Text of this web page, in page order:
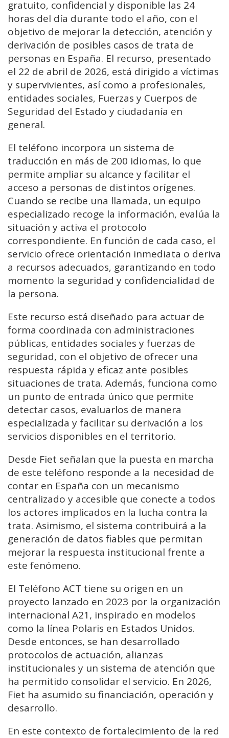
gratuito, confidencial y disponible las 24
horas del día durante todo el año, con el
objetivo de mejorar la detección, atención y
derivación de posibles casos de trata de
personas en España. El recurso, presentado
el 22 de abril de 2026, está dirigido a víctimas
y supervivientes, así como a profesionales,
entidades sociales, Fuerzas y Cuerpos de
Seguridad del Estado y ciudadanía en
general.
El teléfono incorpora un sistema de
traducción en más de 200 idiomas, lo que
permite ampliar su alcance y facilitar el
acceso a personas de distintos orígenes.
Cuando se recibe una llamada, un equipo
especializado recoge la información, evalúa la
situación y activa el protocolo
correspondiente. En función de cada caso, el
servicio ofrece orientación inmediata o deriva
a recursos adecuados, garantizando en todo
momento la seguridad y confidencialidad de
la persona.
Este recurso está diseñado para actuar de
forma coordinada con administraciones
públicas, entidades sociales y fuerzas de
seguridad, con el objetivo de ofrecer una
respuesta rápida y eficaz ante posibles
situaciones de trata. Además, funciona como
un punto de entrada único que permite
detectar casos, evaluarlos de manera
especializada y facilitar su derivación a los
servicios disponibles en el territorio.
Desde Fiet señalan que la puesta en marcha
de este teléfono responde a la necesidad de
contar en España con un mecanismo
centralizado y accesible que conecte a todos
los actores implicados en la lucha contra la
trata. Asimismo, el sistema contribuirá a la
generación de datos fiables que permitan
mejorar la respuesta institucional frente a
este fenómeno.
El Teléfono ACT tiene su origen en un
proyecto lanzado en 2023 por la organización
internacional A21, inspirado en modelos
como la línea Polaris en Estados Unidos.
Desde entonces, se han desarrollado
protocolos de actuación, alianzas
institucionales y un sistema de atención que
ha permitido consolidar el servicio. En 2026,
Fiet ha asumido su financiación, operación y
desarrollo.
En este contexto de fortalecimiento de la red